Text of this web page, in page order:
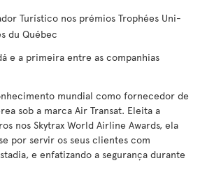
Turístico nos prémios Trophées Uni-
du Québec
e a primeira entre as companhias
mundial como fornecedor de
sob a marca Air Transat. Eleita a
nos Skytrax World Airline Awards, ela
por servir os seus clientes com
e enfatizando a segurança durante